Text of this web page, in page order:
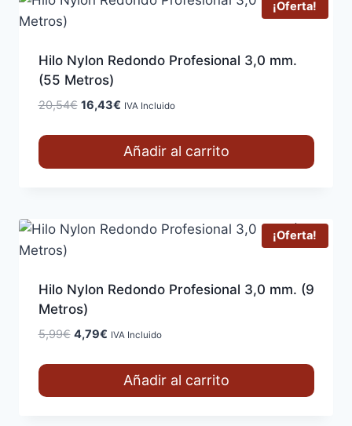
¡Oferta!
Hilo Nylon Redondo Profesional 3,0 mm.
(55 Metros)
20,54€ El
16,43€El
es:
IVA Incluido
Añadir al carrito
¡Oferta!
Hilo Nylon Redondo Profesional 3,0 mm. (9
Metros)
5,99€ El
4,79€ElIVA Incluido
Añadir al carrito